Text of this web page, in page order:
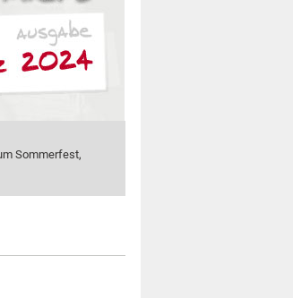
Sommerfest,